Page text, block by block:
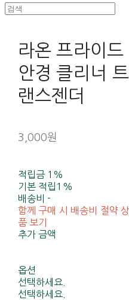
라온 프라이드
안경 클리너 트
랜스젠더
3,000원
적립금 1%
기본 적립 1%
배송비-
함께 구매 시 배송비 절약 상
품 보기
추가 금액
옵션
선택하세요.
선택하세요.